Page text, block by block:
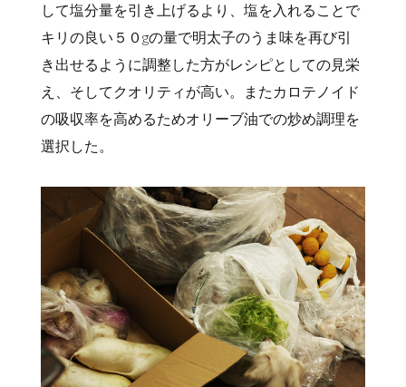
して塩分量を引き上げるより、塩を入れることで
キリの良い５０gの量で明太子のうま味を再び引
き出せるように調整した方がレシピとしての見栄
え、そしてクオリティが高い。またカロテノイド
の吸収率を高めるためオリーブ油での炒め調理を
選択した。